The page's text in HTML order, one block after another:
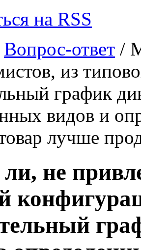
на RSS
Вопрос-ответ /
из
график
видов и
лучше
не